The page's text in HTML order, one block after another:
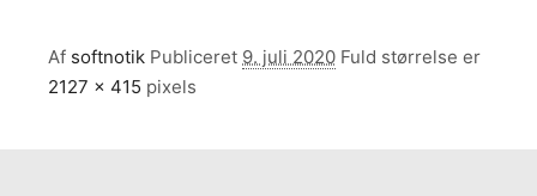
Af softnotik Publiceret 9. juli 2020 Fuld størrelse er
2127 × 415 pixels